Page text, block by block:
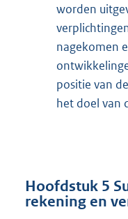
worden
nagekomen
positie van
het doel van
Hoofdstuk 5
rekening en